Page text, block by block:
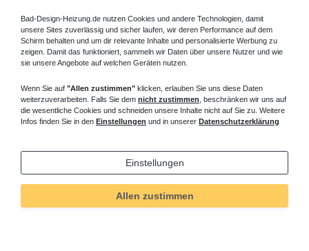
Merkmal
Bad-Design-Heizung.de nutzen Cookies und andere Technologien, damit
unsere Sites zuverlässig und sicher laufen, wir deren Performance auf dem
Schirm behalten und um dir relevante Inhalte und personalisierte Werbung zu
zeigen. Damit das funktioniert, sammeln wir Daten über unsere Nutzer und wie
sie unsere Angebote auf welchen Geräten nutzen.
Wenn Sie auf "Allen zustimmen" klicken, erlauben Sie uns diese Daten
weiterzuverarbeiten. Falls Sie dem nicht zustimmen , beschränken wir uns auf
die wesentliche Cookies und schneiden unsere Inhalte nicht auf Sie zu. Weitere
Infos finden Sie in den Einstellungen und in unserer Datenschutzerklärung
Einstellungen
Allen zustimmen